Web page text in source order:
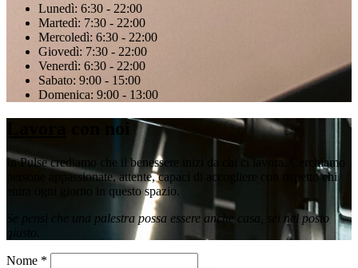
Lunedì: 6:30 - 22:00
Martedì: 7:30 - 22:00
Mercoledì: 6:30 - 22:00
Giovedì: 7:30 - 22:00
Venerdì: 6:30 - 22:00
Sabato: 9:00 - 15:00
Domenica: 9:00 - 13:00
con noi
In Pulse crediamo che il benessere inizi da chi ci lavora. Cerchiamo
persone appassionate, attente, capaci di accogliere con rispetto chi
entra ogni giorno in questo spazio.
Se pensi che una palestra possa essere anche casa, sei nel posto
giusto.
Nome *